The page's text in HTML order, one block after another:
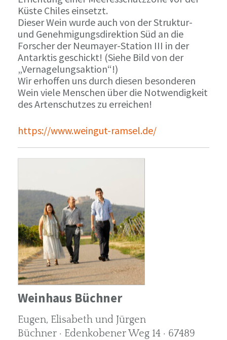
Küste Chiles einsetzt.
Dieser Wein wurde auch von der Struktur-
und Genehmigungsdirektion Süd an die
Forscher der Neumayer-Station III in der
Antarktis geschickt! (Siehe Bild von der
„Vernagelungsaktion“!)
Wir erhoffen uns durch diesen besonderen
Wein viele Menschen über die Notwendigkeit
des Artenschutzes zu erreichen!
https://www.weingut-ramsel.de/
Weinhaus Büchner
Eugen, Elisabeth und Jürgen
Büchner · Edenkobener Weg 14 · 67489